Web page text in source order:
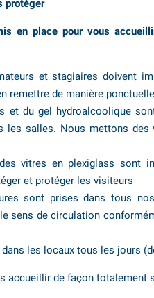
protéger
en place pour vous
et stagiaires doivent
remettre de manière
et du gel hydroalcoolique
les salles. Nous mettons
des vitres en plexiglass sont
et protéger les visiteurs
sont prises dans tous
sens de circulation
dans les locaux tous les jours
accueillir de façon totalement